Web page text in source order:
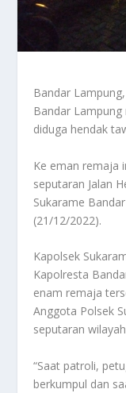
Bandar
Bandar
diduga hendak
Ke eman remaja
seputaran Jalan
Sukarame
(21/12/2022).
Kapolsek
Kapolresta
enam remaja
Anggota Polsek
seputaran
“Saat patroli,
berkumpul dan